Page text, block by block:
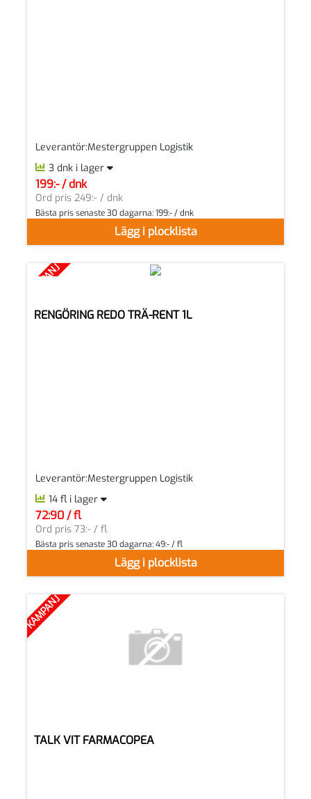
Leverantör:Mestergruppen Logistik
3 dnk i lager
Lägg i plocklista
199:- / dnk
SEK per DNK
Ord pris 249:- / dnk
Bästa pris senaste 30 dagarna:199:- / dnk
KAMPANJ
RENGÖRING REDO TRÄ-RENT 1L
Leverantör:Mestergruppen Logistik
14 fl i lager
Lägg i plocklista
72:90 / fl
SEK per FL
Ord pris 73:- / fl
Bästa pris senaste 30 dagarna:49:- / fl
KAMPANJ
TALK VIT FARMACOPEA